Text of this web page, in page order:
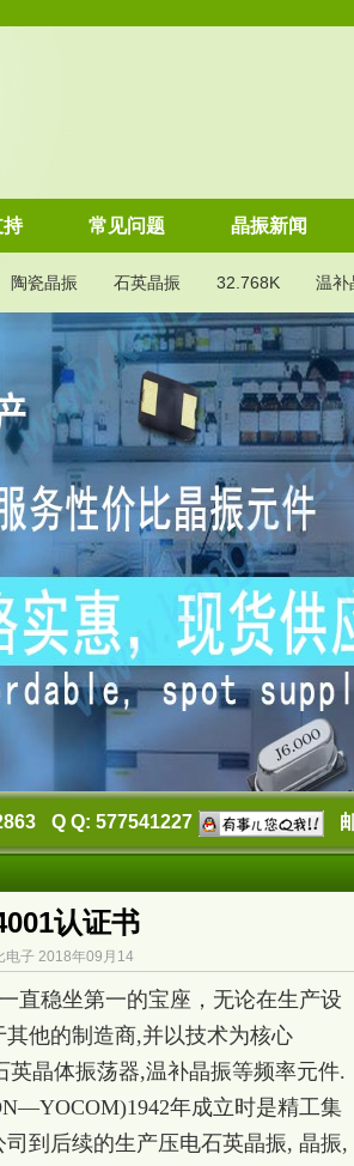
持 常见问题 晶振新闻
陶瓷晶振 石英晶振 32.768K 温补
Q Q: 577541227
认证书
电子 2018年09月14
直稳坐第一的宝座，无论在生产设
他的制造商,并以技术为核心
英晶体振荡器,温补晶振等频率元件.
年成立时是精工集
到后续的生产压电石英晶振, 晶振,